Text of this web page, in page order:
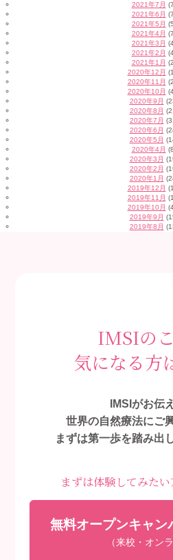
2021年7月
2021年6月
2021年5月
2021年4月
2021年3月
2021年2月
2021年1月
2020年12月
2020年11月
2020年10月
2020年9月
2020年8月
2020年7月
2020年6月
2020年5月
2020年4月
2020年3月
2020年2月
2020年1月
2019年12月
2019年11月
2019年10月
2019年9月
2019年8月
IMSIの
気になる方
IMSIがお伝
世界の自然療法にご
まずは第一歩を踏み出
まずは体験してみた
無料オープンキャン
（来校・オン